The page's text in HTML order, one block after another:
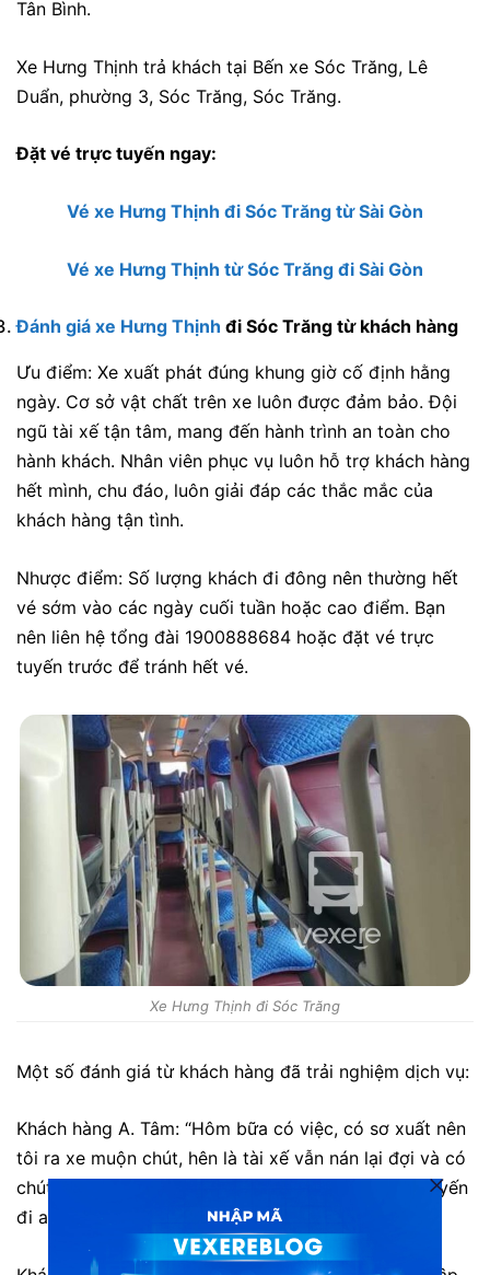
Tân Bình.
Xe Hưng Thịnh trả khách tại Bến xe Sóc Trăng, Lê
Duẩn, phường 3, Sóc Trăng, Sóc Trăng.
Đặt vé trực tuyến ngay:
Vé xe Hưng Thịnh đi Sóc Trăng từ Sài Gòn
Vé xe Hưng Thịnh từ Sóc Trăng đi Sài Gòn
Đánh giá xe Hưng Thịnh đi Sóc Trăng từ khách hàng
Ưu điểm: Xe xuất phát đúng khung giờ cố định hằng
ngày. Cơ sở vật chất trên xe luôn được đảm bảo. Đội
ngũ tài xế tận tâm, mang đến hành trình an toàn cho
hành khách. Nhân viên phục vụ luôn hỗ trợ khách hàng
hết mình, chu đáo, luôn giải đáp các thắc mắc của
khách hàng tận tình.
Nhược điểm: Số lượng khách đi đông nên thường hết
vé sớm vào các ngày cuối tuần hoặc cao điểm. Bạn
nên liên hệ tổng đài 1900888684 hoặc đặt vé trực
tuyến trước để tránh hết vé.
Xe Hưng Thịnh đi Sóc Trăng
Một số đánh giá từ khách hàng đã trải nghiệm dịch vụ:
Khách hàng A. Tâm: “Hôm bữa có việc, có sơ xuất nên
tôi ra xe muộn chút, hên là tài xế vẫn nán lại đợi và có
chút nhắc nhở xíu, hi cảm ơn nhà xe đã cho tôi chuyến
đi an toàn.”